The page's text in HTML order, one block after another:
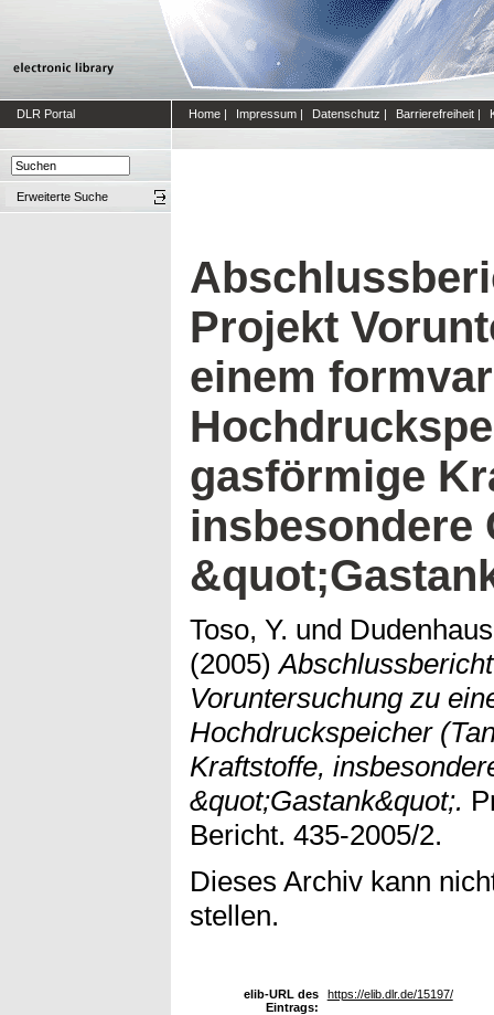
DLR Portal Home | Impressum | Datenschutz | Barrierefreiheit |
Erweiterte Suche
Projekt
einem
gasförmige
insbesondere
Toso, Y. und
(2005)
Voruntersuchung zu
Hochdruckspeicher
Kraftstoffe,
&quot;Gastank&quot;.
Bericht. 435-2005/2.
Dieses Archiv kann
stellen.
elib-URL des
Eintrags:
https://elib.dlr.de/15197/